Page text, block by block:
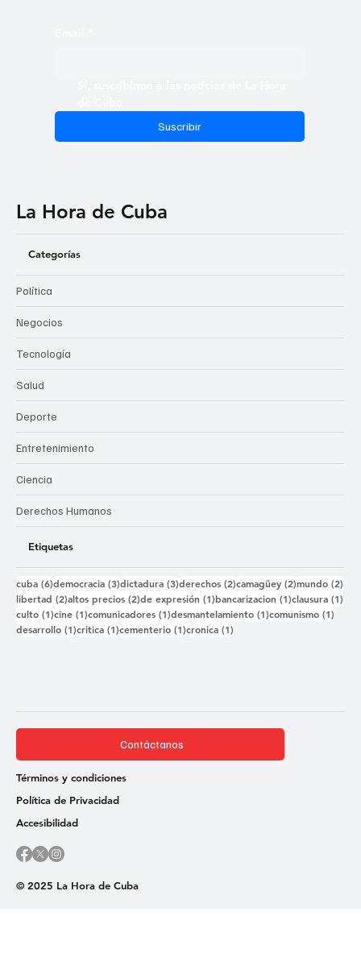
Suscribir
La Hora de Cuba
Categorías
Política
Negocios
Tecnología
Salud
Deporte
Entretenimiento
Ciencia
Derechos Humanos
Etiquetas
cuba (6)6 entradas
democracia (3)3 entradas
dictadura (3)3 entradas
derechos (2)2 entradas
camagüey (2)2 entradas
mundo (2)
libertad (2)2 entradas
altos precios (2)2 entradas
de expresión (1)1 entrada
bancarizacion (1)1 entrada
clausura (1)
culto (1)1 entrada
cine (1)1 entrada
comunicadores (1)1 entrada
desmantelamiento (1)1 entrada
comunismo (1)
desarrollo (1)1 entrada
critica (1)1 entrada
cementerio (1)1 entrada
cronica (1)
© 2025 La Hora de Cuba
Contáctanos
Términos y condiciones
Política de Privacidad
Accesibilidad